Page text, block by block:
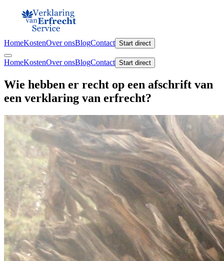
HomeKostenOver onsBlogContact Start direct
HomeKostenOver onsBlogContact Start direct
Wie hebben er recht op een afschrift van
een verklaring van erfrecht?